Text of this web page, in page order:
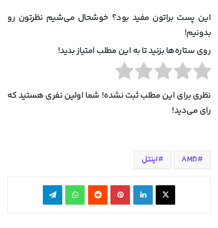
این پست براتون مفید بود؟ خوشحال می‌شیم نظرتون رو
بدونیم!
روی ستاره‌ها بزنید تا به این مطلب امتیاز بدید!
نظری برای این مطلب ثبت نشده! شما اولین نفری هستید که
رای می‌دید!
AMD اینتل
X لینکدین ‫پین‌ترست‫رددیت واتس آپ تلگرام